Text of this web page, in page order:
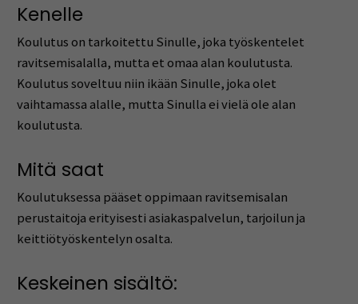
Kenelle
Koulutus on tarkoitettu Sinulle, joka työskentelet
ravitsemisalalla, mutta et omaa alan koulutusta.
Koulutus soveltuu niin ikään Sinulle, joka olet
vaihtamassa alalle, mutta Sinulla ei vielä ole alan
koulutusta.
Mitä saat
Koulutuksessa pääset oppimaan ravitsemisalan
perustaitoja erityisesti asiakaspalvelun, tarjoilun ja
keittiötyöskentelyn osalta.
Keskeinen sisältö: